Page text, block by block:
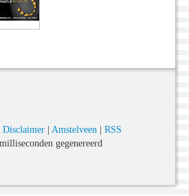
Disclaimer| Amstelveen| RSS
gegenereerd